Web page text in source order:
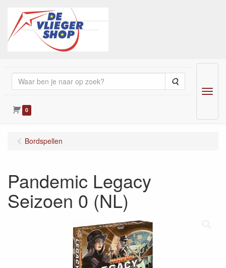
Zoeken
0
Menu
Bordspellen
Pandemic Legacy
Seizoen 0 (NL)